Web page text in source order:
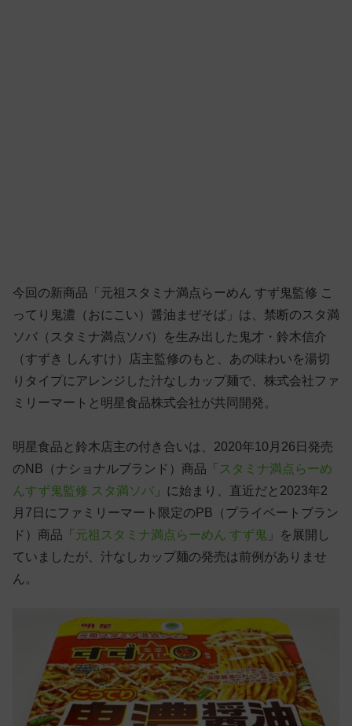
今回の新商品「元祖スタミナ満点らーめん すず鬼監修 こ
ってり鬼濃（おにこい）醤油まぜそば」は、禁断のスタ満
ソバ（スタミナ満点ソバ）を生み出した鬼才・鈴木信介
（すずき しんすけ）店主監修のもと、あの味わいを湯切
りタイプにアレンジした汁なしカップ麺で、株式会社ファ
ミリーマートと明星食品株式会社が共同開発。
明星食品と鈴木店主の付き合いは、2020年10月26日発売
のNB（ナショナルブランド）商品「 スタミナ満点らーめ
んすず鬼監修 スタ満ソバ 」に始まり、直近だと2023年2
月7日にファミリーマート限定のPB（プライベートブラン
ド）商品「 元祖スタミナ満点らーめん すず鬼 」を展開し
ていましたが、汁なしカップ麺の発売は前例がありませ
ん。